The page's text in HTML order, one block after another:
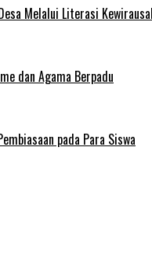
Melalui Literasi
dan Agama Berpadu
pada Para Siswa